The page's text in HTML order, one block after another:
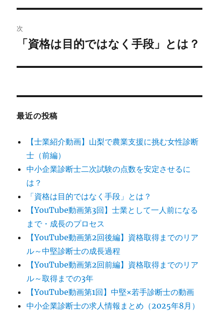
ゲ
ー
シ
ン
次
次
投
「資格は目的ではなく手段」とは？
最近の投稿
【士業紹介動画】山梨で農業支援に挑む女性診断
士（前編）
中小企業診断士二次試験の点数を安定させるに
は？
「資格は目的ではなく手段」とは？
【YouTube動画第3回】士業として一人前になる
まで・成長のプロセス
【YouTube動画第2回後編】資格取得までのリア
ル～中堅診断士の成長過程
【YouTube動画第2回前編】資格取得までのリア
ル～取得までの3年
【YouTube動画第1回】中堅×若手診断士の動画
中小企業診断士の求人情報まとめ（2025年8月）